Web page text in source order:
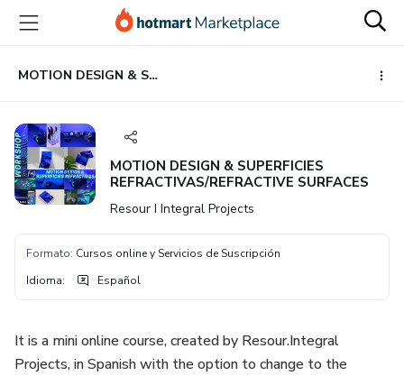
principal
página
de
página
MOTION DESIGN & SUPERFICIES REFRACTIVAS/REFRACTIVE SURFACES
MOTION DESIGN & SUPERFICIES
REFRACTIVAS/REFRACTIVE SURFACES
Resour I Integral Projects
Formato: Cursos online y Servicios de Suscripción
Idioma: Español
It is a mini online course, created by Resour.Integral
Projects, in Spanish with the option to change to the